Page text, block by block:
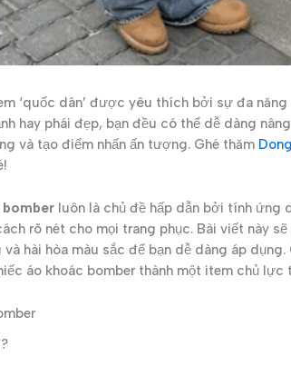
‘quốc dân’ được yêu thích bởi sự đa
hay phái đẹp, bạn đều có thể dễ dàng
và tạo điểm nhấn ấn tượng. Ghé thăm
luôn là chủ đề hấp dẫn bởi tính ứng
rõ nét cho mọi trang phục. Bài viết này
hài hòa màu sắc để bạn dễ dàng áp
áo khoác bomber thành một item chủ lực